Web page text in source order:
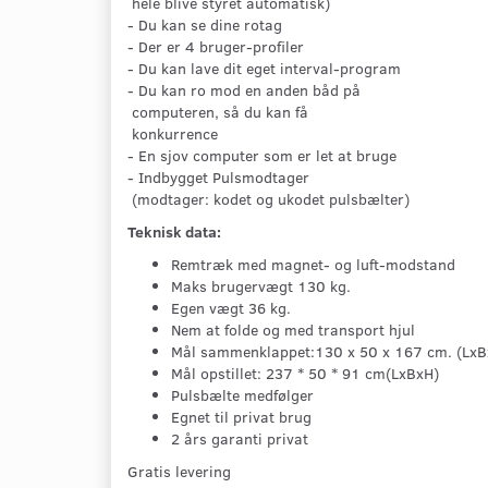
- Du kan se dine rotag
- Der er 4 bruger-profiler
- Du kan lave dit eget interval-program
- Du kan ro mod en anden båd på
computeren, så du kan få
konkurrence
- En sjov computer som er let at bruge
- Indbygget Pulsmodtager
(modtager: kodet og ukodet pulsbælter)
Teknisk data:
Remtræk med magnet- og luft-modstand
Maks brugervægt 130 kg.
Egen vægt 36 kg.
Nem at folde og med transport hjul
Mål sammenklappet:130 x 50 x 167 cm.
Mål opstillet: 237 * 50 * 91 cm(LxBxH)
Pulsbælte medfølger
Egnet til privat brug
2 års garanti privat
Gratis levering